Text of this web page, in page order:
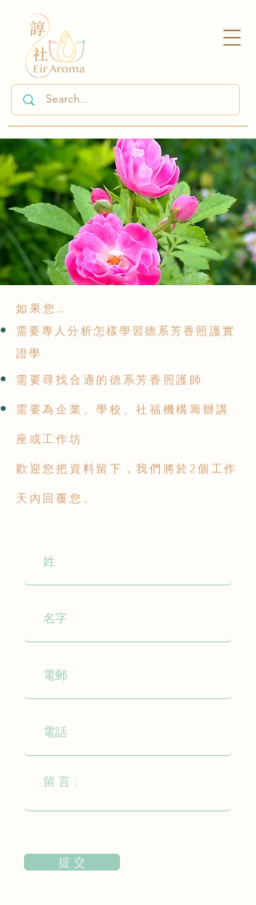
如 果 您 ...
需要專人分析怎樣學習德系芳香照護實
證學
需要尋找合適的 德系芳香照護師
需要為企業、學校、社福機構籌辦講
座或工作坊
歡迎您把資料留下，我們將於2個工作
天內回覆您。
提 交